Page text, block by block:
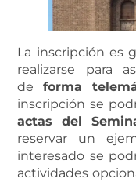
La inscripción es
realizarse para
deforma
inscripción se
actas del
reservar un
interesado se
actividades